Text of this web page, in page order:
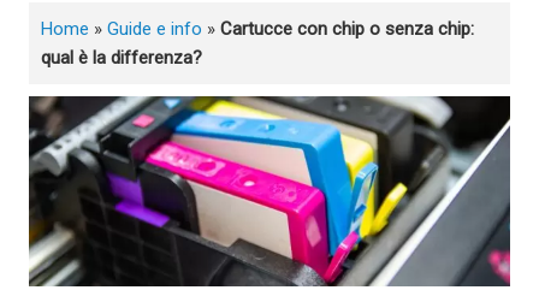
Home » Guide e info » Cartucce con chip o senza chip:
qual è la differenza?